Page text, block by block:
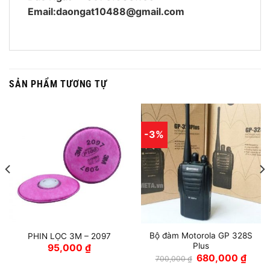
Email:daongat10488@gmail.com
SẢN PHẨM TƯƠNG TỰ
PHIN LỌC 3M – 2097
95,000 ₫
-3%
Bộ đàm Motorola GP 328S
Plus
700,000₫ Giá
gốc
680,000₫Giá